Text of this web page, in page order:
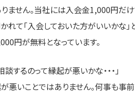
ません。当社には入会金1,000円だ
れて「入会しておいた方がいいかな
円が無料となっています。
談するのって縁起が悪いかな・・・」
悪いことではありません。何事も事